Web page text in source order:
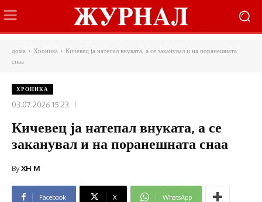
дома Хроника
Кичевец ја натепал внуката, а се заканувал и на поранешната
снаа
ХРОНИКА
03.07.2026 15:23
Кичевец ја натепал внуката, а се
заканувал и на поранешната снаа
ByXH M
Facebook X WhatsApp